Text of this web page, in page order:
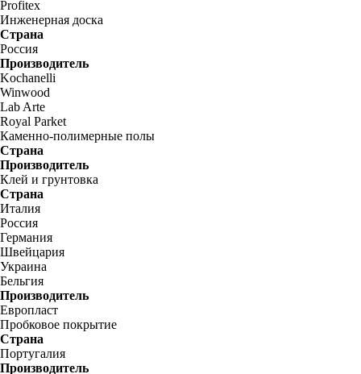
Profitex
Инженерная доска
Страна
Россия
Производитель
Kochanelli
Winwood
Lab Arte
Royal Parket
Каменно-полимерные полы
Страна
Производитель
Клей и грунтовка
Страна
Италия
Россия
Германия
Швейцария
Украина
Бельгия
Производитель
Европласт
Пробковое покрытие
Страна
Португалия
Производитель